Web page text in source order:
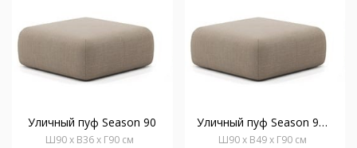
Уличный пуф Season 90
Ш90 x В36 x Г90 см
Уличный пуф Season 90 x 49
Ш90 x В49 x Г90 см